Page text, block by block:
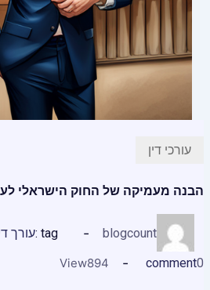
עורכי דין
הבנה מעמיקה של החוק הישראלי
blogcount
tag : עורך
0
comment
894
View